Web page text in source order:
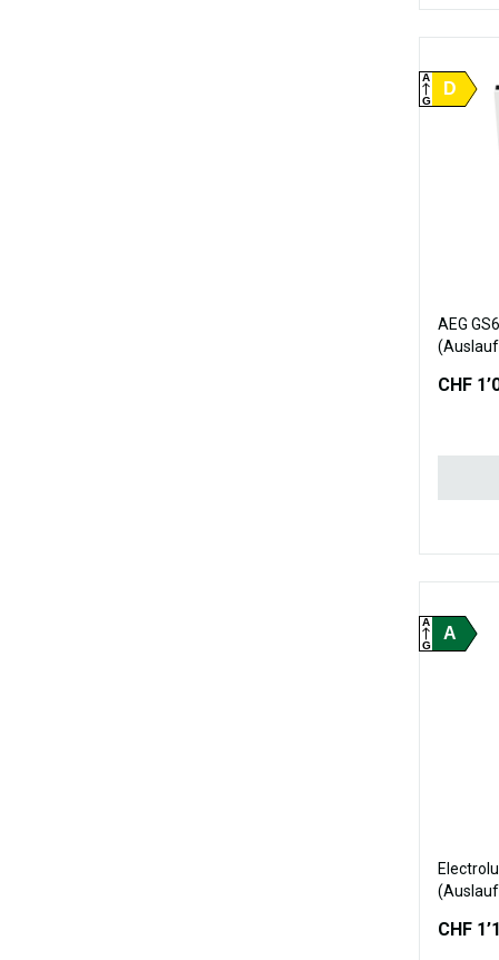
D
A
G
AEG
CHF
A
A
G
CHF